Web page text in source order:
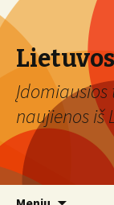
naujienos iš